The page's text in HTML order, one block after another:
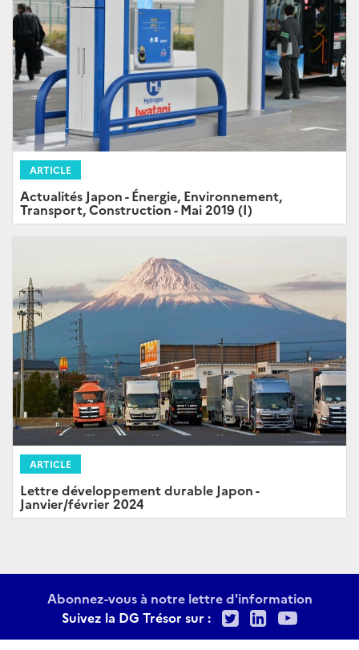
ARTICLE
Actualités Japon - Énergie, Environnement,
Transport, Construction - Mai 2019 (I)
ARTICLE
Lettre développement durable Japon -
Janvier/février 2024
Abonnez-vous à notre lettre d'information
Suivez la DG Trésor sur :
TwitterLinkedIn